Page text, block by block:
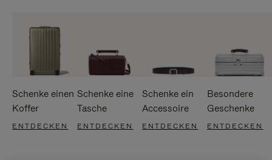
Schenke einen
Koffer
ENTDECKEN
Schenke eine
Tasche
ENTDECKEN
Schenke ein
Accessoire
ENTDECKEN
Besondere
Geschenke
ENTDECKEN